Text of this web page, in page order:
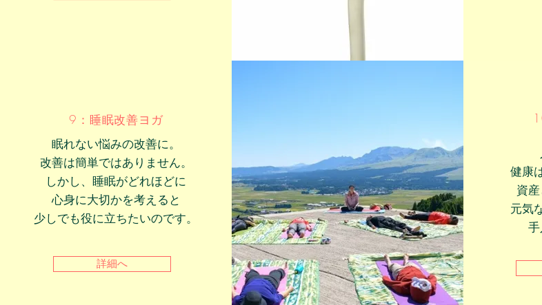
9：睡眠改善ヨガ
眠れない悩みの改善に。
改善は簡単ではありません。
しかし、睡眠がどれほどに
心身に大切かを考えると
少しでも役に立ちたいのです。
詳細へ
健康
資
元気
手